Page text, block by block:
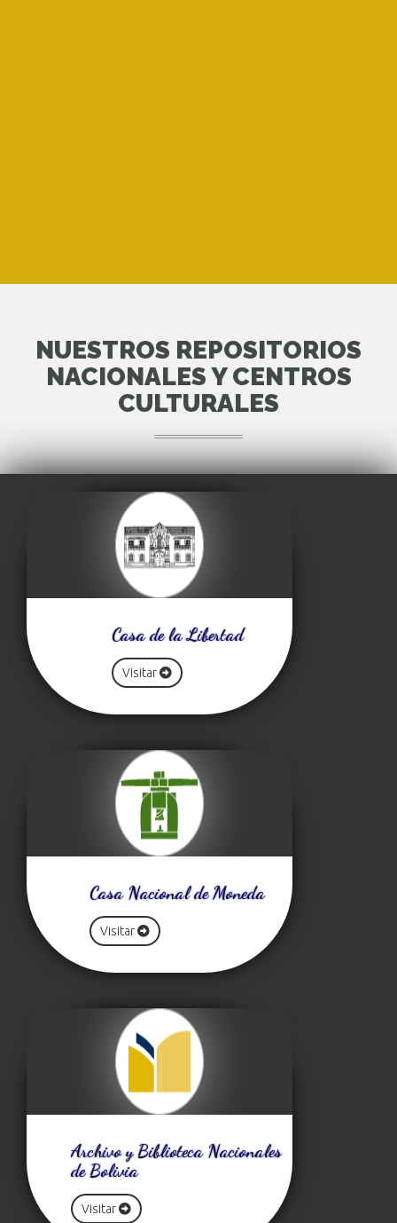
NUESTROS REPOSITORIOS
NACIONALES Y CENTROS
CULTURALES
Casa de la Libertad
Visitar
Casa Nacional de Moneda
Visitar
Archivo y Biblioteca Nacionales
de Bolivia
Visitar